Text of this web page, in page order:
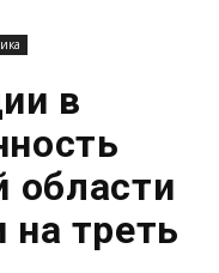
в
области
треть